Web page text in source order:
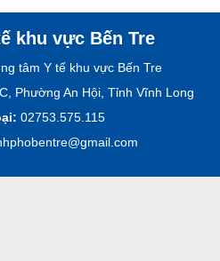
khu vực Bến Tre
tâm Y tế khu vực Bến Tre
Phường An Hội, Tỉnh Vĩnh Long
02753.575.115